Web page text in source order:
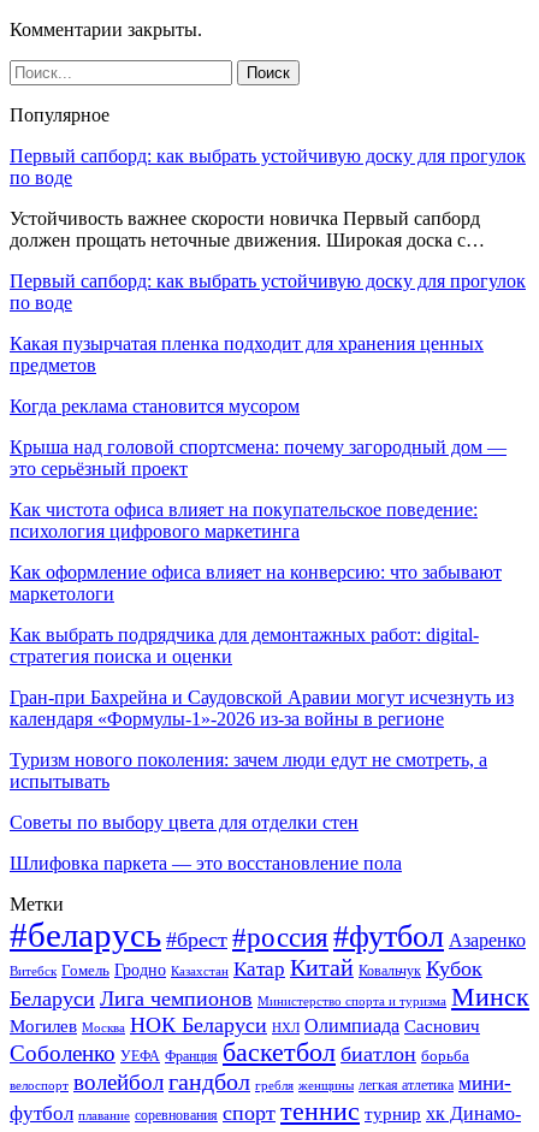
Комментарии закрыты.
Популярное
Первый сапборд: как выбрать устойчивую доску для прогулок
по воде
Устойчивость важнее скорости новичка Первый сапборд
должен прощать неточные движения. Широкая доска с…
Первый сапборд: как выбрать устойчивую доску для прогулок
по воде
Какая пузырчатая пленка подходит для хранения ценных
предметов
Когда реклама становится мусором
Крыша над головой спортсмена: почему загородный дом —
это серьёзный проект
Как чистота офиса влияет на покупательское поведение:
психология цифрового маркетинга
Как оформление офиса влияет на конверсию: что забывают
маркетологи
Как выбрать подрядчика для демонтажных работ: digital-
стратегия поиска и оценки
Гран-при Бахрейна и Саудовской Аравии могут исчезнуть из
календаря «Формулы-1»-2026 из-за войны в регионе
Туризм нового поколения: зачем люди едут не смотреть, а
испытывать
Советы по выбору цвета для отделки стен
Шлифовка паркета — это восстановление пола
Метки
#беларусь #брест #россия#футбол Азаренко
Витебск Гомель Гродно Казахстан Катар Китай Ковальчук Кубок
Беларуси Лига чемпионов Министерство спорта и туризма Минск
Могилев Москва НОК Беларуси НХЛ Олимпиада Саснович
Соболенко УЕФА Франция баскетбол биатлон борьба
велоспорт волейболгандбол гребля женщины легкая атлетика мини-
футбол плавание соревнования спорт теннис турнир хк Динамо-